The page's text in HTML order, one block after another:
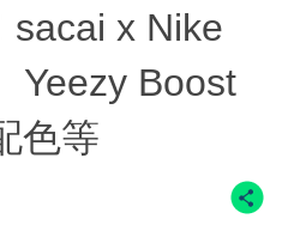
sacai x Nike
Yeezy Boost
色等